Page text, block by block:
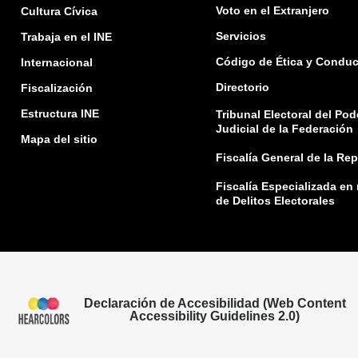
Cultura Cívica
Trabaja en el INE
Internacional
Fiscalización
Estructura INE
Mapa del sitio
Voto en el Extranjero
Servicios
Código de Ética y
Directorio
Tribunal Electoral del
Judicial de la Federación
Fiscalía General de la
Fiscalía Especializada en
de Delitos Electorales
Declaración de Accesibilidad (Web Content
Accessibility Guidelines 2.0)